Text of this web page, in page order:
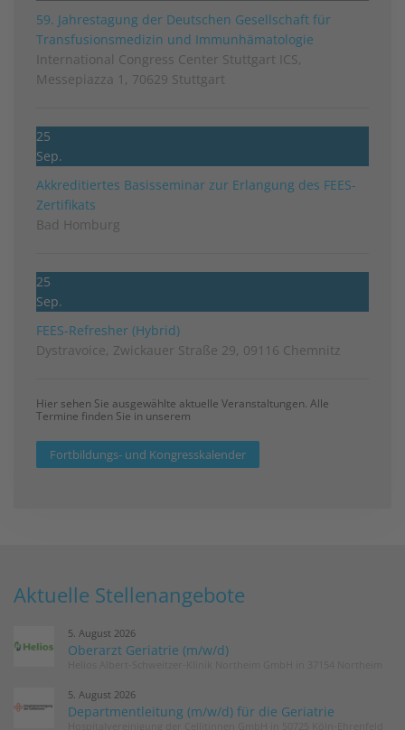
59. Jahrestagung der Deutschen Gesellschaft für
Transfusionsmedizin und Immunhämatologie
International Congress Center Stuttgart ICS,
Messepiazza 1, 70629 Stuttgart
25
Sep.
Akkreditiertes Basisseminar zur Erlangung des FEES-
Zertifikats
Bad Homburg
25
Sep.
FEES-Refresher (Hybrid)
Dystravoice, Zwickauer Straße 29, 09116 Chemnitz
Hier sehen Sie ausgewählte aktuelle Veranstaltungen. Alle
Termine finden Sie in unserem
Fortbildungs- und Kongresskalender
Aktuelle Stellenangebote
5. August 2026
Oberarzt Geriatrie (m/w/d)
5. August 2026
Departmentleitung (m/w/d) für die Geriatrie